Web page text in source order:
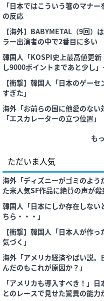
「日本ではこういう箸のマナ
の反応
【海外】BABYMETAL（9回）
ラー出演者の中で2番目に多い
韓国人「KOSPI史上最高値更
し9000ポイントまであと少し
クスだけだろ！」
【衝撃】韓国人「日本のゲー
すぎた」
海外「お前らの国に他愛のない
「エスカレーターの立つ位置」
も
ただいま人気
海外「ディズニーがゴミのよう
た米人気SF作品に絶賛の声が殺
韓国人「日本にしか存在しない
ちら・・・」
【衝撃】韓国人「日本人が作
気づく」
海外「アメリカ経済やばい説。
んだのもこれが原因か？」
「アメリカも導入すべき！」
とのレースで見せた驚異の能